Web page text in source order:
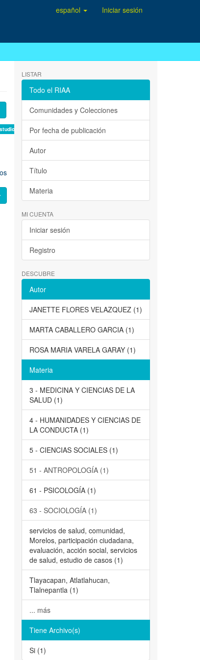
español Iniciar sesión
de casos ×
LISTAR
Todo el RIAA
Comunidades y Colecciones
Por fecha de publicación
Autor
Título
Materia
MI CUENTA
Iniciar sesión
Registro
DESCUBRE
Autor
JANETTE FLORES VELAZQUEZ (1)
MARTA CABALLERO GARCIA (1)
ROSA MARIA VARELA GARAY (1)
Materia
3 - MEDICINA Y CIENCIAS DE LA
SALUD (1)
4 - HUMANIDADES Y CIENCIAS DE
LA CONDUCTA (1)
5 - CIENCIAS SOCIALES (1)
51 - ANTROPOLOGÍA (1)
61 - PSICOLOGÍA (1)
63 - SOCIOLOGÍA (1)
servicios de salud, comunidad,
Morelos, participación ciudadana,
evaluación, acción social, servicios
de salud, estudio de casos (1)
Tlayacapan, Atlatlahucan,
Tlalnepantla (1)
... más
Tiene Archivo(s)
Si (1)